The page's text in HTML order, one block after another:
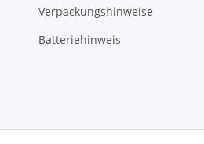
Verpackungshinweise
Batteriehinweis